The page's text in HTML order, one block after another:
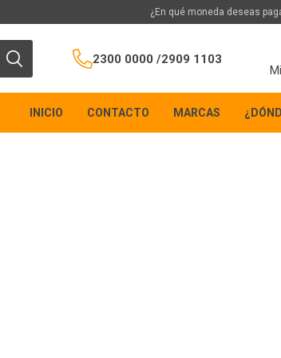
¿En qué moneda deseas
2300 0000 /2909 1103
INICIO CONTACTO MARCAS